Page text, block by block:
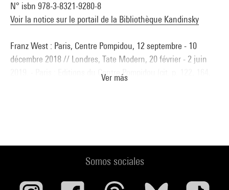
N° isbn 978-3-8321-9280-8
Voir la notice sur le portail de la Bibliothèque Kandinsky
Franz West : Paris, Centre Pompidou, 12 septembre - 10
décembre 2018 // Londres, Tate Modern, 20 février - 2 juin
2019. - Paris : Editions du Centre Pompidou (cit. p. 122, 164,
Ver más
Somos sociales